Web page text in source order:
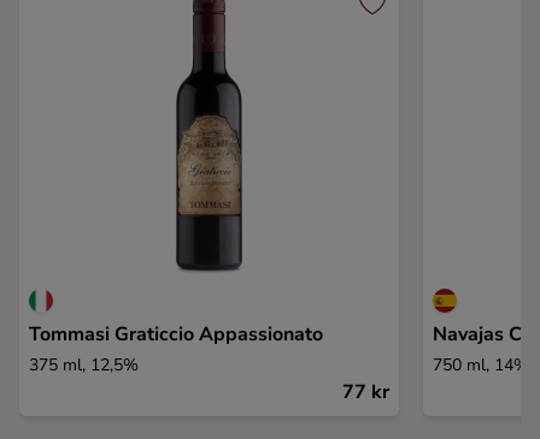
Tommasi Graticcio Appassionato
375 ml, 12,5%
77 kr
Navajas
750 ml, 14%